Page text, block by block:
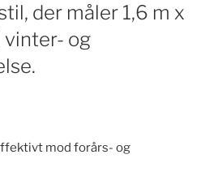
der måler 1,6 m x
vinter- og
mod forårs- og